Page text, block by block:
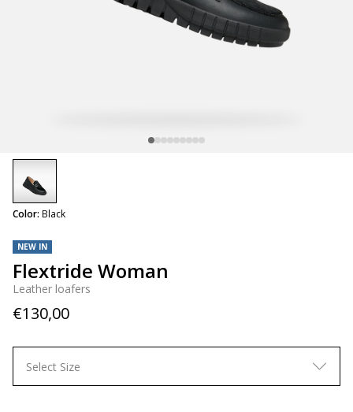
NEW IN
Flextride Woman
Leather loafers
€130,00
Color: Black
selected
Select Size